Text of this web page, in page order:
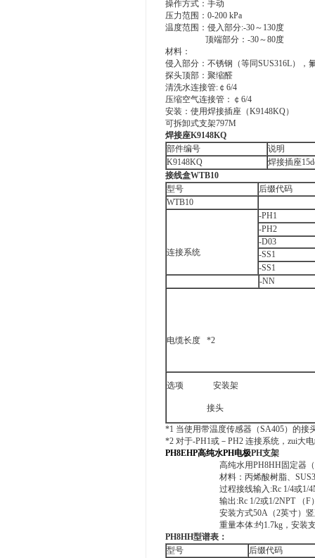
操作方式：手动
压力范围：0-200 kPa
温度范围：侵入部分:-30～130度
顶端部分：-30～80度
材料：
侵入部分：不锈钢（等同SUS316L），
探头顶部：聚缩醛
清洗水连接管:￠6/4
压缩空气连接管：￠6/4
安装：使用焊接插座（K9148KQ）
可拆卸式支架797M
焊接座K9148KQ
部件编号
说明
K9148KQ
焊接插座
接线盒WTB10
型号
后缀代码
WTB10
连接系统
-PH1
-PH2
-D03
-SS1
-SS1
-NN
电缆长度 *2
选项 安装架
接头
*1 当使用带温度传感器（SA405）的接
*2 对于-PH1或－PH2 连接系统，zui大
PH8EHP高纯水PH电极PH支架
高纯水用PH8HH固定器
材料：丙烯酸树脂、
过程接线输入:Rc 1/4或1/
输出:Rc 1/2或1/2NPT （F
安装方式50A（2英寸）
重量本体:约1.7kg，安装
PH8HH型谱表：
型号
后缀代码